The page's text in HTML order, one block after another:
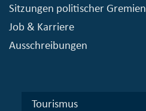
Sitzungen politischer Gremien
Job & Karriere
Ausschreibungen
Tourismus